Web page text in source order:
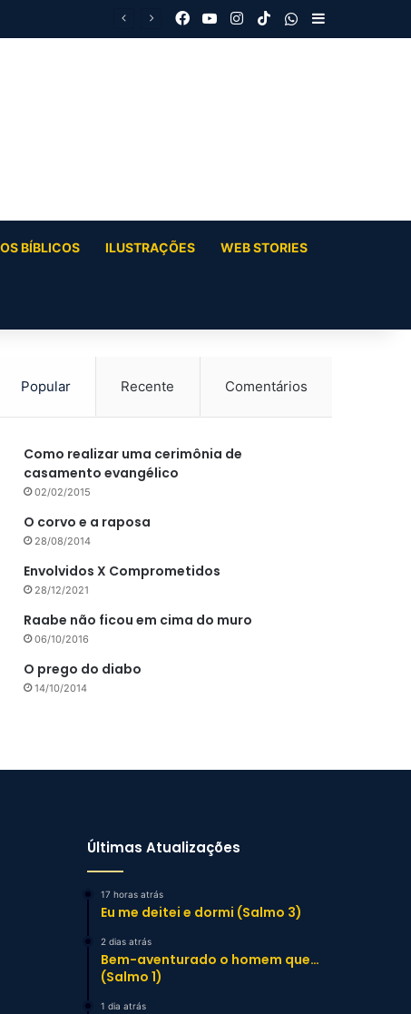
Facebook
YouTubeInstagram
TikTokWhatsApp
Barra Lateral
BÍBLICOS ILUSTRAÇÕES WEB STORIES
Popular Recente Comentários
Como realizar uma cerimônia de
casamento evangélico
02/02/2015
O corvo e a raposa
28/08/2014
Envolvidos X Comprometidos
28/12/2021
Raabe não ficou em cima do muro
06/10/2016
O prego do diabo
14/10/2014
Últimas Atualizações
17 horas atrás
Eu me deitei e dormi (Salmo 3)
2 dias atrás
Bem-aventurado o homem que…
(Salmo 1)
1 dia atrás